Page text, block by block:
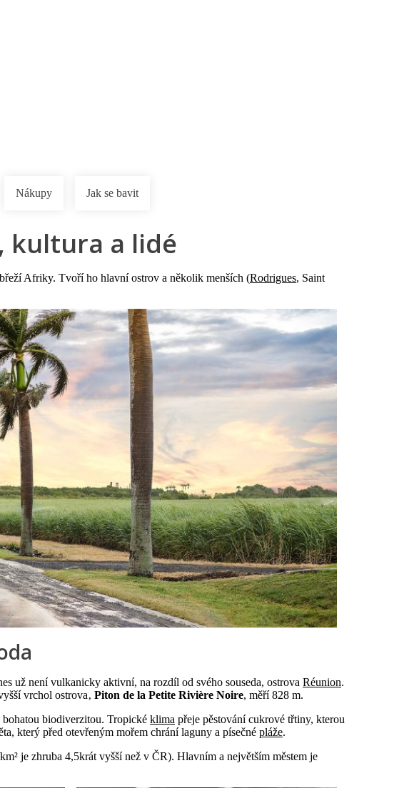
Nákupy Jak se bavit
kultura a lidé
Afriky. Tvoří ho hlavní ostrov a několik menších (Rodrigues, Saint
už není vulkanicky aktivní, na rozdíl od svého souseda, ostrova Réunion.
vrchol ostrova‚ Piton de la Petite Rivière Noire, měří 828 m.
biodiverzitou. Tropické klima přeje pěstování cukrové třtiny, kterou
který před otevřeným mořem chrání laguny a písečné pláže.
je zhruba 4,5krát vyšší než v ČR). Hlavním a největším městem je